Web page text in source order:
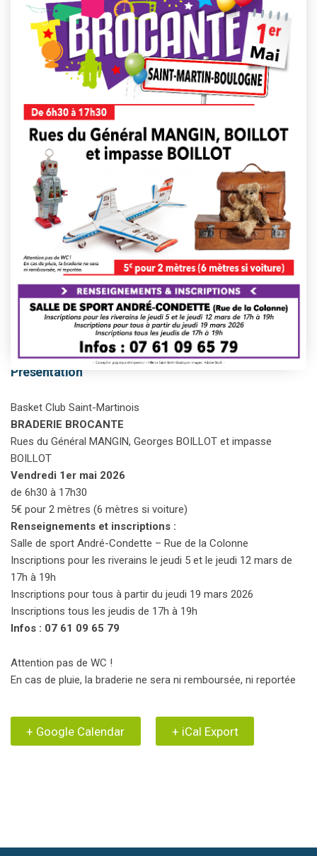
This event has passed.
Présentation
Basket Club Saint-Martinois
BRADERIE BROCANTE
Rues du Général MANGIN, Georges BOILLOT et impasse
BOILLOT
Vendredi 1er mai 2026
de 6h30 à 17h30
5€ pour 2 mètres (6 mètres si voiture)
Renseignements et inscriptions :
Salle de sport André-Condette – Rue de la Colonne
Inscriptions pour les riverains le jeudi 5 et le jeudi 12 mars de
17h à 19h
Inscriptions pour tous à partir du jeudi 19 mars 2026
Inscriptions tous les jeudis de 17h à 19h
Infos : 07 61 09 65 79
Attention pas de WC !
En cas de pluie, la braderie ne sera ni remboursée, ni reportée
+ Google Calendar + iCal Export